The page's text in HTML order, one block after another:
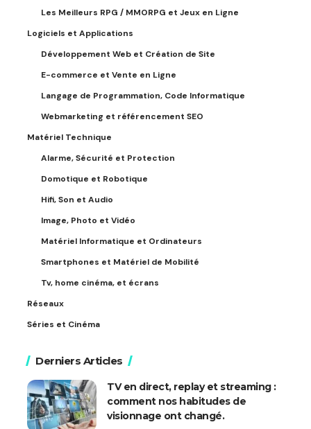
Les Meilleurs RPG / MMORPG et Jeux en Ligne
Logiciels et Applications
Développement Web et Création de Site
E-commerce et Vente en Ligne
Langage de Programmation, Code Informatique
Webmarketing et référencement SEO
Matériel Technique
Alarme, Sécurité et Protection
Domotique et Robotique
Hifi, Son et Audio
Image, Photo et Vidéo
Matériel Informatique et Ordinateurs
Smartphones et Matériel de Mobilité
Tv, home cinéma, et écrans
Réseaux
Séries et Cinéma
Derniers Articles
TV en direct, replay et streaming :
comment nos habitudes de
visionnage ont changé.